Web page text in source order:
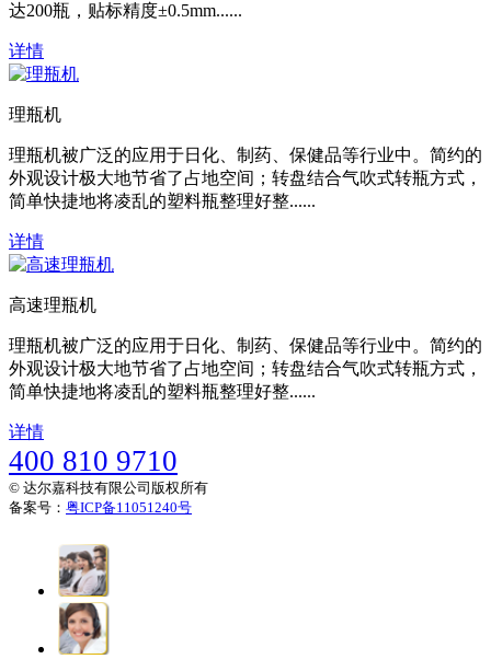
达200瓶，贴标精度±0.5mm......
详情
理瓶机
理瓶机被广泛的应用于日化、制药、保健品等行业中。简约的
外观设计极大地节省了占地空间；转盘结合气吹式转瓶方式，
简单快捷地将凌乱的塑料瓶整理好整......
详情
高速理瓶机
理瓶机被广泛的应用于日化、制药、保健品等行业中。简约的
外观设计极大地节省了占地空间；转盘结合气吹式转瓶方式，
简单快捷地将凌乱的塑料瓶整理好整......
详情
400 810 9710
© 达尔嘉科技有限公司版权所有
备案号： 粤ICP备11051240号